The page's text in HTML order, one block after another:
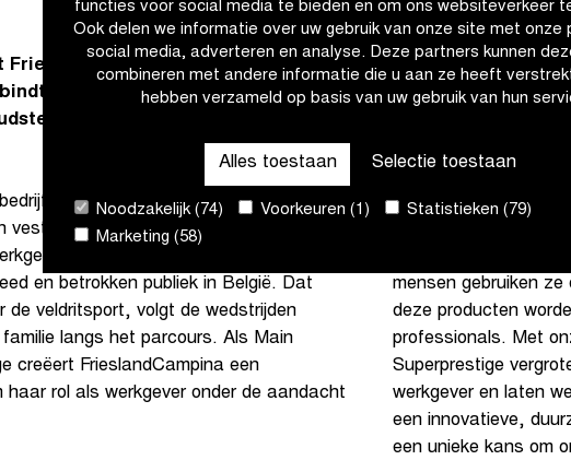
functies voor social media te bieden en om ons websiteverkeer
Ook delen we informatie over uw gebruik van onze site met onze
social media, adverteren en analyse. Deze partners kunnen
combineren met andere informatie die u aan ze heeft
hebben verzameld op basis van uw gebruik van hun
Alles toestaan Selectie toestaan
Noodzakelijk (74) Voorkeuren (1)
Statistieken (79)
Marketing (58)
een Main Partner
zich minstens tot het einde van
regelmatigheidscriterium binnen
dat producten levert aan meer dan
vestigingen heeft. Met dit partnership wil
verder versterken door haar
en betrokken publiek in België. Dat
de veldritsport, volgt de wedstrijden
langs het parcours. Als Main
creëert FrieslandCampina een
rol als werkgever onder de aandacht
Hoewel veel
ermee zijn
Met deze
tonen wat het
inspirerende,
Melanie Jansen,
producten van
mensen gebruiken
deze producten
professionals. Met
Superprestige
werkgever en laten
een innovatieve,
een unieke kans om